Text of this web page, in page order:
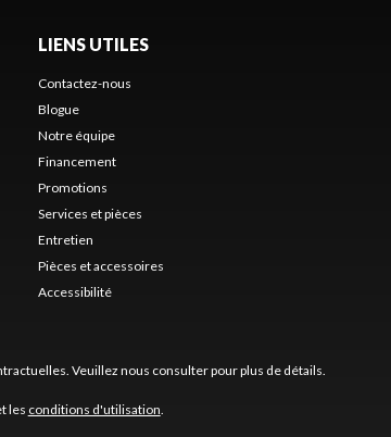
LIENS UTILES
Contactez-nous
Blogue
Notre équipe
Financement
Promotions
Services et pièces
Entretien
Pièces et accessoires
Accessibilité
Veuillez nous consulter pour plus de détails.
les conditions d'utilisation.